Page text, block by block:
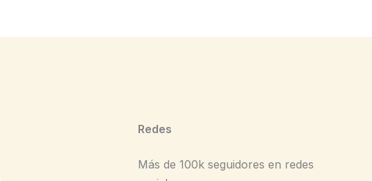
Redes
Más de 100k seguidores en redes